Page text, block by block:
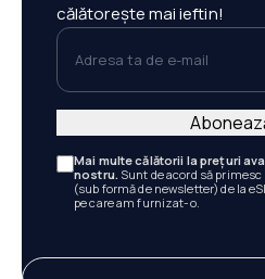
călătorește mai ieftin!
Adresa ta de e-mail
Mai multe călătorii la prețuri
nostru. Sunt de acord să
(sub formă de newsletter) de la
pe care am furnizat-o.